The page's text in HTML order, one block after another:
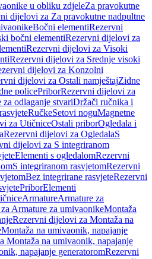
u obliku zdjeleZa pravokutne
dijelovi za Za pravokutne nadpultne
Bočni elementiRezervni
bočni elementiRezervni dijelovi za
Rezervni dijelovi za Visoki
Rezervni dijelovi za Srednje visoki
dijelovi za Konzolni
dijelovi za Ostali namještajZidne
policePriborRezervni dijelovi za
odlaganje stvariDržači ručnika i
RučkeSetovi noguMagnetne
za UtičniceOstali priborOgledala i
Rezervni dijelovi za OgledalaS
dijelovi za S integriranom
Elementi s ogledalomRezervni
S integriranom rasvjetomRezervni
Bez integrirane rasvjeteRezervni
PriborElementi
ArmatureArmature za
Armature za umivaonikeMontaža
Rezervni dijelovi za Montaža na
Montaža na umivaonik, napajanje
Montaža na umivaonik, napajanje
napajanje generatoromRezervni